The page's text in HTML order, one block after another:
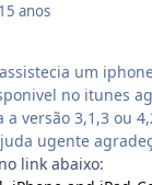
15 anos
um
no itunes
versão 3,1,3 ou
ugente
link abaixo: